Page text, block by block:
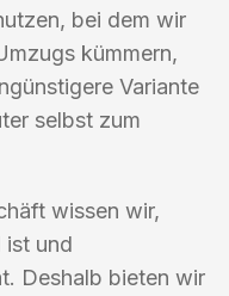
bei dem wir
kümmern,
Variante
selbst zum
wissen wir,
ist und
Deshalb bieten wir